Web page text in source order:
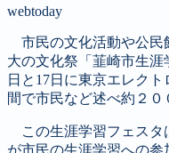
MENU
韮崎エリア
ズームアイ
イベント紹介
webtoday
市民の文化活動や公民
大の文化祭「韮崎市生涯
日と17日に東京エレク
間で市民など述べ約２０
この生涯学習フェスタ
が市民の生涯学習への